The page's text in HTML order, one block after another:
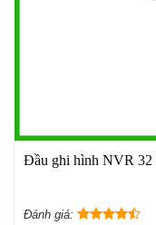
Đầu ghi hình NVR
Đánh giá: